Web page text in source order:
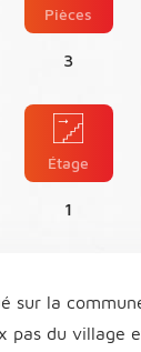
Pièces
3
Étage
1
sur la
pas du village